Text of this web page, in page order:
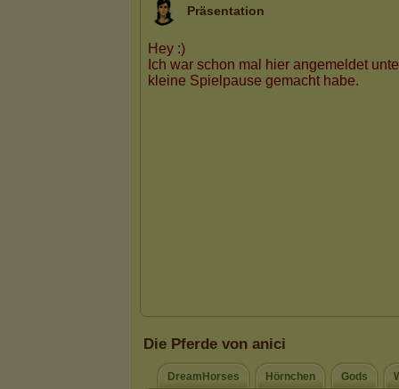
Präsentation
Die Pferde von anici
DreamHorses Hörnchen Gods